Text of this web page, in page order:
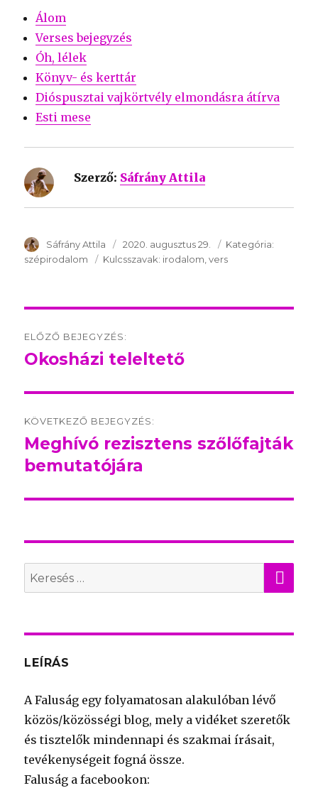
Álom
Verses bejegyzés
Óh, lélek
Könyv- és kerttár
Dióspusztai vajkörtvély elmondásra átírva
Esti mese
Szerző: Sáfrány Attila
SzerzÅ
Sáfrány Attila Közzétéve:
2020. augusztus 29. Kategória:
szépirodalom
Kulcsszavak: Kulcsszavak:
irodalom vers
navigation
ELŐZŐ BEJEGYZÉS:
Előző
Okosházi teleltető
KÖVETKEZŐ BEJEGYZÉS:
Következő
bejegyzés:
Meghívó rezisztens szőlőfajták
bemutatójára
Search
for:
LEÍRÁS
A Faluság egy folyamatosan alakulóban lévő
közös/közösségi blog, mely a vidéket szeretők
és tisztelők mindennapi és szakmai írásait,
tevékenységeit fogná össze.
Faluság a facebookon: